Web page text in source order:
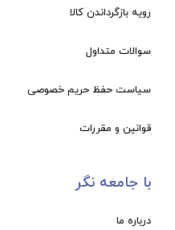
رویه بازگرداندن کالا
سوالات متداول
سیاست حفظ حریم خصوصی
قوانین و مقررات
با جامعه نگر
درباره ما